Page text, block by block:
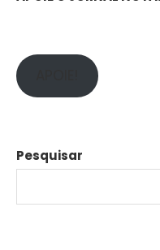
Pesquisar